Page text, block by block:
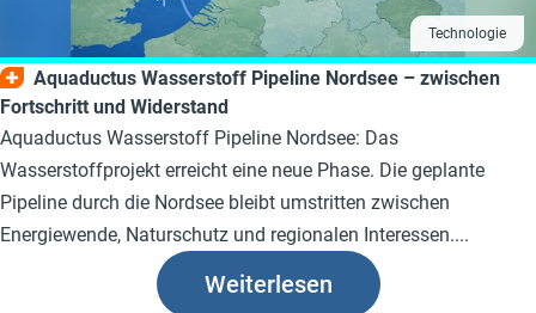
Technologie
Aquaductus Wasserstoff Pipeline Nordsee – zwischen
Fortschritt und Widerstand
Aquaductus Wasserstoff Pipeline Nordsee: Das
Wasserstoffprojekt erreicht eine neue Phase. Die geplante
Pipeline durch die Nordsee bleibt umstritten zwischen
Energiewende, Naturschutz und regionalen Interessen....
Weiterlesen